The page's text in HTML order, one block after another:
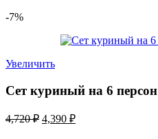
-7%
Увеличить
Сет куриный на 6 персон
4,720₽ Первоначальная
4,390 ₽Текущая